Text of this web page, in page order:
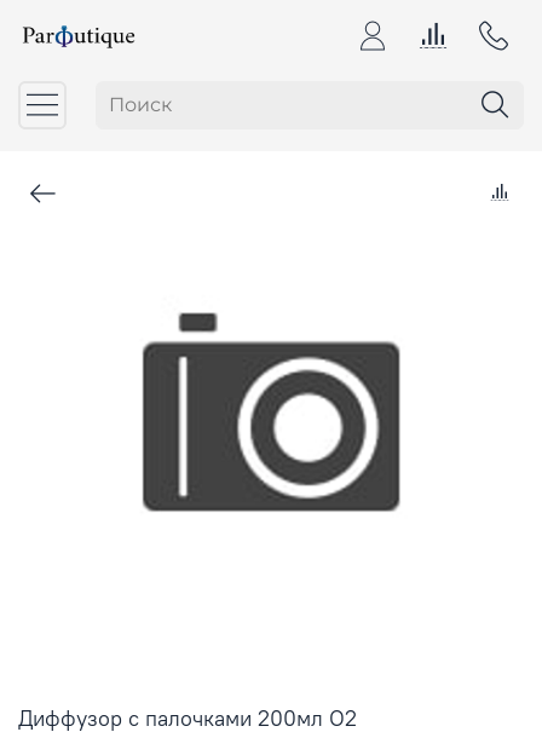
Диффузор с палочками 200мл O2